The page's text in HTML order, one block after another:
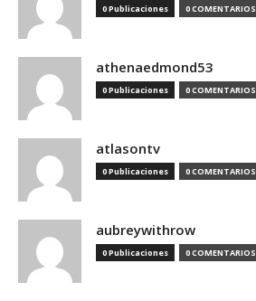
0 Publicaciones 0 COMENTARIOS
athenaedmond53
0 Publicaciones 0 COMENTARIOS
atlasontv
0 Publicaciones 0 COMENTARIOS
aubreywithrow
0 Publicaciones 0 COMENTARIOS